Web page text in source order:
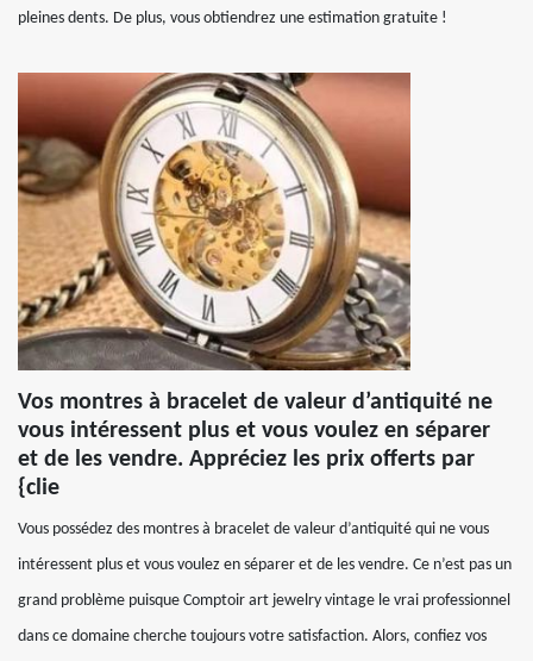
pleines dents. De plus, vous obtiendrez une estimation gratuite !
Vos montres à bracelet de valeur d’antiquité ne
vous intéressent plus et vous voulez en séparer
et de les vendre. Appréciez les prix offerts par
{clie
Vous possédez des montres à bracelet de valeur d’antiquité qui ne vous
intéressent plus et vous voulez en séparer et de les vendre. Ce n’est pas un
grand problème puisque Comptoir art jewelry vintage le vrai professionnel
dans ce domaine cherche toujours votre satisfaction. Alors, confiez vos